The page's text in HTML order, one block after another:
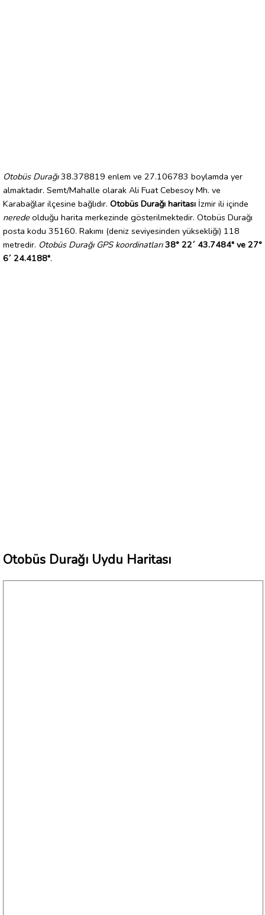
Otobüs Durağı38.378819 enlem ve 27.106783 boylamda yer
almaktadır. Semt/Mahalle olarak Ali Fuat Cebesoy Mh. ve
Karabağlar ilçesine bağlıdır. Otobüs Durağı haritası İzmir ili içinde
nerede olduğu harita merkezinde gösterilmektedir. Otobüs Durağı
posta kodu 35160. Rakımı (deniz seviyesinden yüksekliği) 118
metredir. Otobüs Durağı GPS koordinatları 38° 22´ 43.7484" ve 27°
6´ 24.4188".
Otobüs Durağı Uydu Haritası